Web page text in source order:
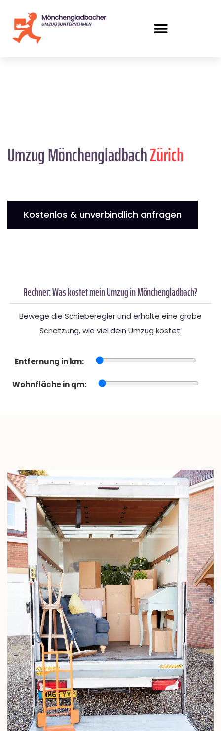
Umzug MönchengladbachZürich
Kostenlos & unverbindlich anfragen
Rechner: Was kostet mein Umzug in Mönchengladbach?
Bewege die Schieberegler und erhalte eine grobe
Schätzung, wie viel dein Umzug kostet:
Entfernung in km:
Wohnfläche in qm: